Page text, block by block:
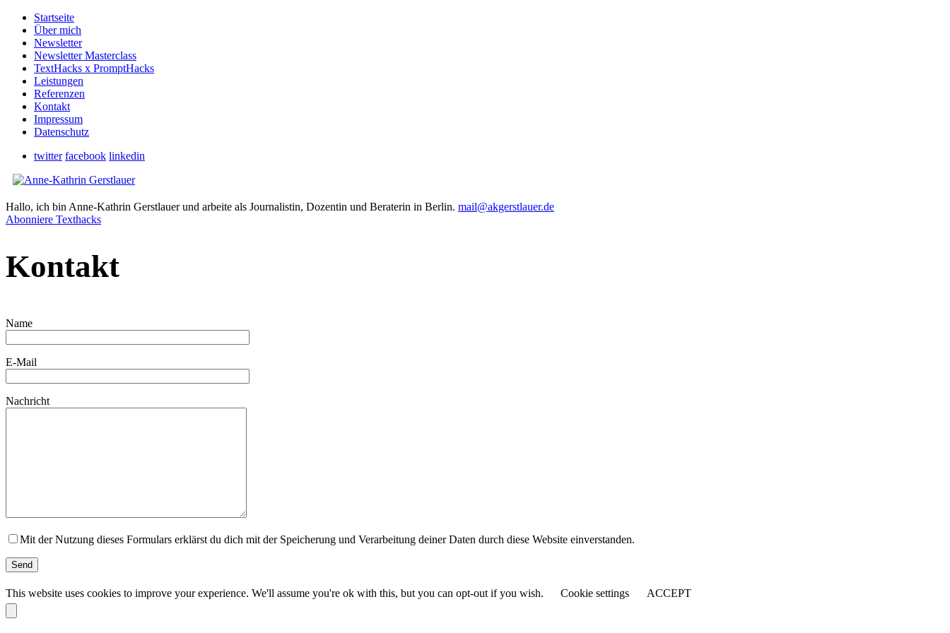
Startseite
Über mich
Newsletter
Newsletter Masterclass
TextHacks x PromptHacks
Leistungen
Referenzen
Kontakt
Impressum
Datenschutz
twitter facebook linkedin
Hallo, ich bin Anne-Kathrin Gerstlauer und arbeite als Journalistin, Dozentin und Beraterin in Berlin. mail@akgerstlauer.de
Abonniere Texthacks
Kontakt
Name
E-Mail
Nachricht
Mit der Nutzung dieses Formulars erklärst du dich mit der Speicherung und Verarbeitung deiner Daten durch diese Website einverstanden.
This website uses cookies to improve your experience. We'll assume you're ok with this, but you can opt-out if you wish. Cookie settings ACCEPT